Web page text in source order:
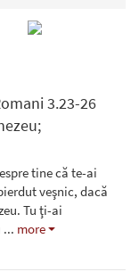
3.23-26
tine că te-ai
veşnic, dacă
Tu ţi-ai
... more